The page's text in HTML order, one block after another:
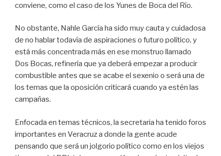
conviene, como el caso de los Yunes de Boca del Río.
No obstante, Nahle García ha sido muy cauta y cuidadosa
de no hablar todavía de aspiraciones o futuro político, y
está más concentrada más en ese monstruo llamado
Dos Bocas, refinería que ya deberá empezar a producir
combustible antes que se acabe el sexenio o será una de
los temas que la oposición criticará cuando ya estén las
campañas.
Enfocada en temas técnicos, la secretaria ha tenido foros
importantes en Veracruz a donde la gente acude
pensando que será un jolgorio político como en los viejos